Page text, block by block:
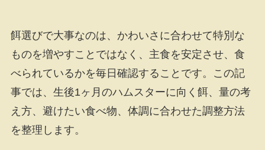
餌選びで大事なのは、かわいさに合わせて特別な
ものを増やすことではなく、主食を安定させ、食
べられているかを毎日確認することです。この記
事では、生後1ヶ月のハムスターに向く餌、量の考
え方、避けたい食べ物、体調に合わせた調整方法
を整理します。